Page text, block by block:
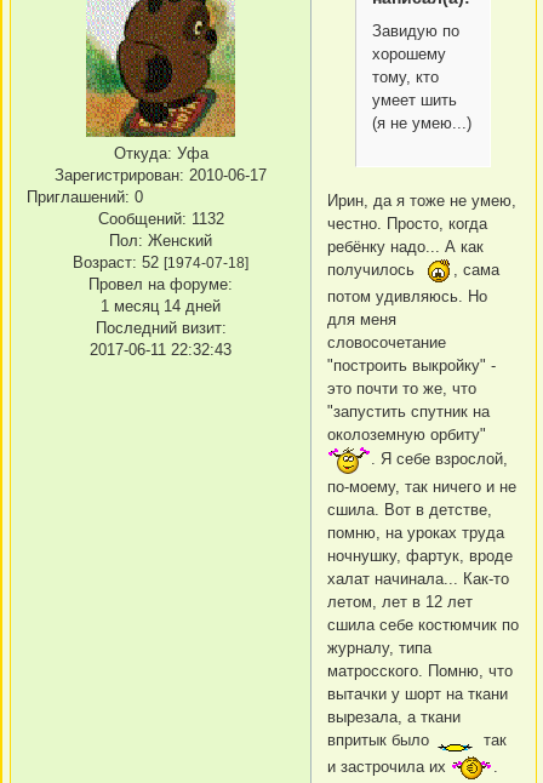
Откуда: Уфа
Зарегистрирован: 2010-06-17
Приглашений: 0
Сообщений: 1132
Пол: Женский
Возраст: 52 [1974-07-18]
Провел на форуме:
1 месяц 14 дней
Последний визит:
2017-06-11 22:32:43
Завидую по
хорошему
тому, кто
умеет шить
(я не умею...)
Ирин, да я тоже не умею,
честно. Просто, когда
ребёнку надо... А как
получилось
, сама
потом удивляюсь. Но
для меня
словосочетание
"построить выкройку" -
это почти то же, что
"запустить спутник на
околоземную орбиту"
. Я себе взрослой,
по-моему, так ничего и не
сшила. Вот в детстве,
помню, на уроках труда
ночнушку, фартук, вроде
халат начинала... Как-то
летом, лет в 12 лет
сшила себе костюмчик по
журналу, типа
матросского. Помню, что
вытачки у шорт на ткани
вырезала, а ткани
впритык было
так
и застрочила их
.